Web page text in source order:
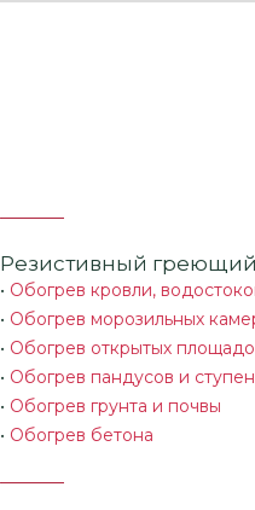
Резистивный
• Обогрев кровли,
• Обогрев морозильных
• Обогрев открытых
• Обогрев пандусов и
• Обогрев грунта и почвы
• Обогрев бетона